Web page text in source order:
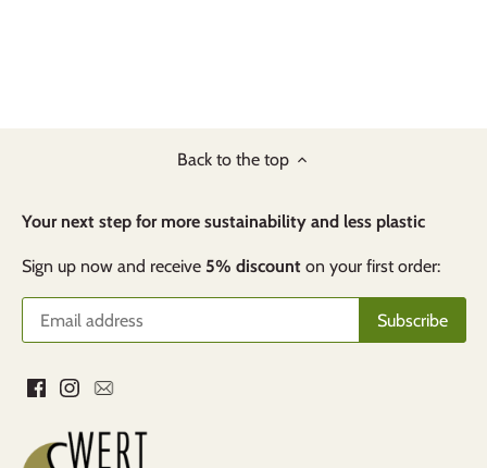
Back to the top
Your next step for more sustainability and less plastic
Sign up now and receive 5% discount on your first order: